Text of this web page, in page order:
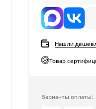
Нашли
Товар
Варианты оплаты: